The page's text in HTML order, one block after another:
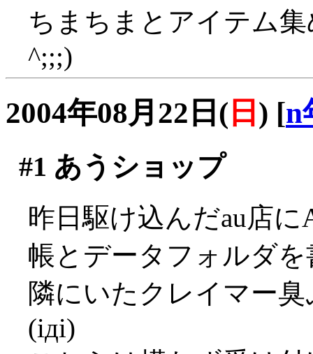
ちまちまとアイテム
^;;;)
2004年08月22日( 日 ) [n
#1 あうショップ
昨日駆け込んだau店
帳とデータフォルダ
隣にいたクレイマー
(iдi)